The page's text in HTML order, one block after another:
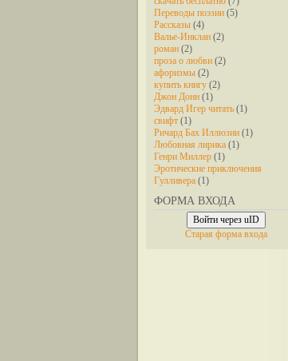
Переводы поэзии (5)
Рассказы (4)
Валье-Инклан (2)
роман (2)
проза о любви (2)
афоризмы (2)
купить книгу (2)
Джон Донн (1)
Эдвард Игер читать (1)
свифт (1)
Ричард Бах Иллюзии (1)
Любовная лирика (1)
Генри Миллер (1)
Эротические приключения
Гулливера (1)
ФОРМА ВХОДА
Войти через uID
Старая форма входа